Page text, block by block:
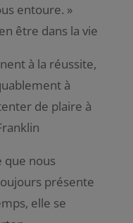
entoure. »
être dans la vie
à la réussite,
à
de plaire à
que nous
présente
elle se